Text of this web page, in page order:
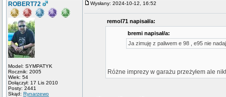
ROBERT72
Model: SYMPATYK
Rocznik: 2005
Wiek: 54
Dołączył: 17 Lis 2010
Posty: 2441
Skąd: Rynarzewo
Wysłany: 2024-10-12, 16:52
remol71 napisał/a:
bremi napisał/a:
Ja zimuję z paliwem e 98 , e95 nie
Różne imprezy w garażu przeżyłem ale